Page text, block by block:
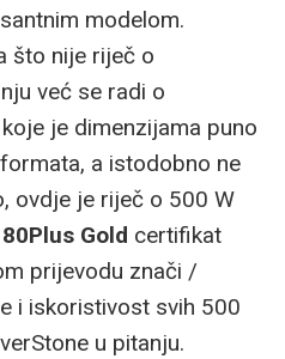
modelom.
što nije riječ o
već se radi o
je dimenzijama puno
a istodobno ne
ovdje je riječ o 500 W
80Plus Gold certifikat
prijevodu znači /
i iskoristivost svih 500
u pitanju.